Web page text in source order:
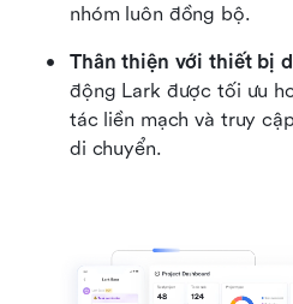
nhóm luôn đồng bộ.
Thân thiện với thiết bị
động Lark được tối ưu
tác liền mạch và truy
di chuyển.